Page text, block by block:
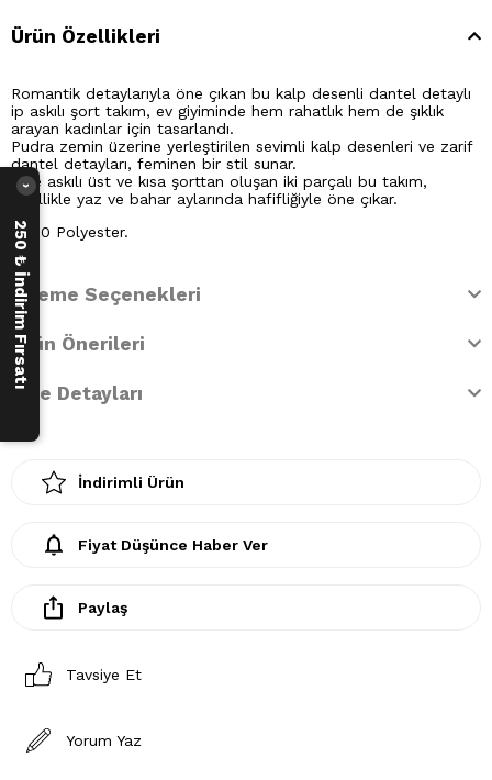
Ürün Özellikleri
Romantik detaylarıyla öne çıkan bu kalp desenli dantel detaylı
ip askılı şort takım, ev giyiminde hem rahatlık hem de şıklık
arayan kadınlar için tasarlandı.
Pudra zemin üzerine yerleştirilen sevimli kalp desenleri ve zarif
dantel detayları, feminen bir stil sunar.
İnce askılı üst ve kısa şorttan oluşan iki parçalı bu takım,
özellikle yaz ve bahar aylarında hafifliğiyle öne çıkar.
%100 Polyester.
Ödeme Seçenekleri
Ürün Önerileri
İade Detayları
İndirimli Ürün
Fiyat Düşünce Haber Ver
Paylaş
Tavsiye Et
Yorum Yaz
250 ₺ İndirim Fırsatı
›